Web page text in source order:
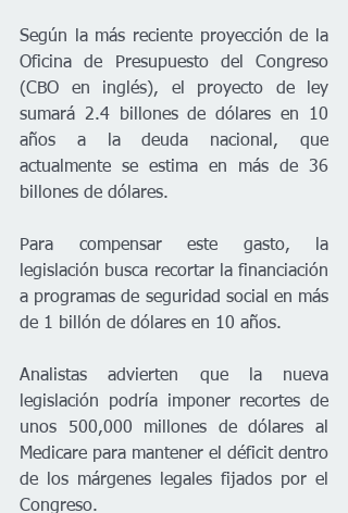
Según la más reciente proyección de la
Oficina de Presupuesto del Congreso
(CBO en inglés), el proyecto de ley
sumará 2.4 billones de dólares en 10
años a la deuda nacional, que
actualmente se estima en más de 36
billones de dólares.
Para compensar este gasto, la
legislación busca recortar la financiación
a programas de seguridad social en más
de 1 billón de dólares en 10 años.
Analistas advierten que la nueva
legislación podría imponer recortes de
unos 500,000 millones de dólares al
Medicare para mantener el déficit dentro
de los márgenes legales fijados por el
Congreso.